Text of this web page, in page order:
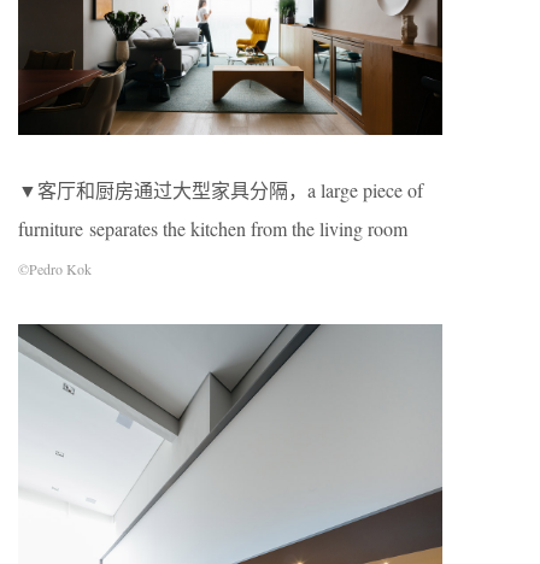
▼客厅和厨房通过大型家具分隔，a large piece of
furniture separates the kitchen from the living room
©Pedro Kok